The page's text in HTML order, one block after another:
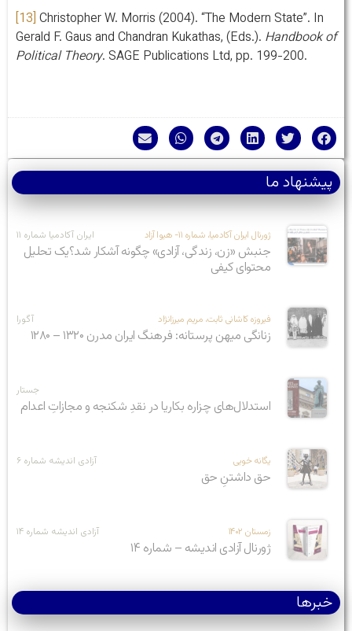
[13] Christopher W. Morris (2004). “The Modern State”. In
Gerald F. Gaus and Chandran Kukathas, (Eds.). Handbook of
Political Theory. SAGE Publications Ltd, pp. 199-200.
پیشنهاد ما
ژورنال ایران آکادمیا، شماره ۱۱- هیوا آزاد ایران آکادمیا شماره ۱۱
جنبش «زن، زندگی، آزادی» چگونه آشکار شد؟یک تحلیل
محتوای کیفی
فیروزه کاشانی ثابت، مریم میرزانژاد آگورا
زنانگی میهن پرستانه: فرهنگ ایران مدرن ۱۳۲۰ – ۱۲۸۰
جستار
استدلال‌های چزاره بکاریا در نقدِ شکنجه و مجازاتِ اعدام
یگانه خویی آزادی اندیشه شماره ۶
حق داشتنِ حق
زمستان ۱۴۰۲ آزادی اندیشه شماره ۱۴
ژورنال آزادی اندیشه – شماره ۱۴
خبرها